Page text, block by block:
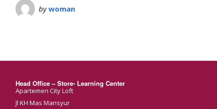
bywoman
Head Office – Store- Learning Center
Apartemen City Loft
Jl KH Mas Mansyur